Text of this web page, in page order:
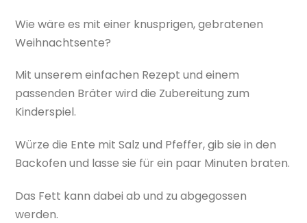
Wie wäre es mit einer knusprigen, gebratenen
Weihnachtsente?
Mit unserem einfachen Rezept und einem
passenden Bräter wird die Zubereitung zum
Kinderspiel.
Würze die Ente mit Salz und Pfeffer, gib sie in den
Backofen und lasse sie für ein paar Minuten braten.
Das Fett kann dabei ab und zu abgegossen
werden.